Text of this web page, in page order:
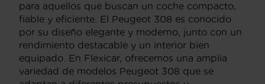
para aquellos que buscan un coche compacto,
fiable y eficiente. El Peugeot 308 es conocido
por su diseño elegante y moderno, junto con un
rendimiento destacable y un interior bien
equipado. En Flexicar, ofrecemos una amplia
variedad de modelos Peugeot 308 que se